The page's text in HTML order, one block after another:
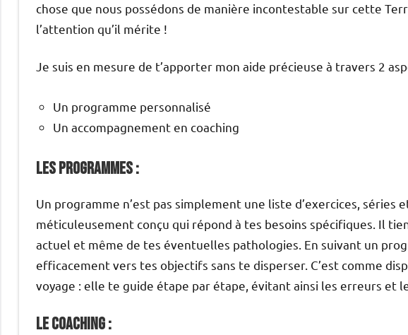
chose que nous possédons de manière incontestable sur cette
l’attention qu’il mérite !
Je suis en mesure de t’apporter mon aide précieuse à travers 2
Un programme personnalisé
Un accompagnement en coaching
Les programmes :
Un programme n’est pas simplement une liste d’exercices, séries
méticuleusement conçu qui répond à tes besoins spécifiques. Il
actuel et même de tes éventuelles pathologies. En suivant un
efficacement vers tes objectifs sans te disperser. C’est comme
voyage : elle te guide étape par étape, évitant ainsi les erreurs et
Le Coaching :